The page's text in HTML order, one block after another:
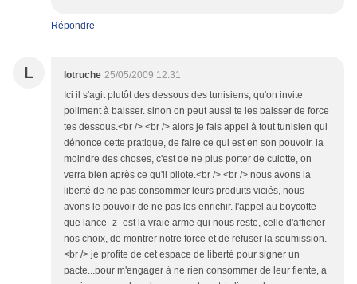
Répondre
L lotruche 25/05/2009 12:31
Ici il s'agit plutôt des dessous des tunisiens, qu'on invite
poliment à baisser. sinon on peut aussi te les baisser de force
tes dessous.<br /> <br /> alors je fais appel à tout tunisien qui
dénonce cette pratique, de faire ce qui est en son pouvoir. la
moindre des choses, c'est de ne plus porter de culotte, on
verra bien après ce qu'il pilote.<br /> <br /> nous avons la
liberté de ne pas consommer leurs produits viciés, nous
avons le pouvoir de ne pas les enrichir. l'appel au boycotte
que lance -z- est la vraie arme qui nous reste, celle d'afficher
nos choix, de montrer notre force et de refuser la soumission.
<br /> je profite de cet espace de liberté pour signer un
pacte...pour m'engager à ne rien consommer de leur fiente, à